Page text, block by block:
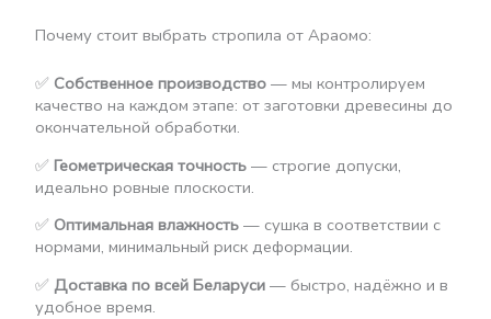
Почему стоит выбрать стропила от Араомо:
✅ Собственное производство — мы контролируем
качество на каждом этапе: от заготовки древесины до
окончательной обработки.
✅Геометрическая точность — строгие допуски,
идеально ровные плоскости.
✅ Оптимальная влажность — сушка в соответствии с
нормами, минимальный риск деформации.
✅Доставка по всей Беларуси — быстро, надёжно и в
удобное время.